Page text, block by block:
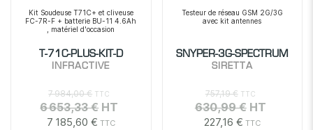
Kit Soudeuse T71C+ et cliveuse
FC-7R-F + batterie BU-11 4.6Ah
, matériel d'occasion
T-71C-PLUS-KIT-D
INFRACTIVE
7 185,60 €
7 984,00 €
6 653,33 €
Testeur de réseau GSM 2G/3G
avec kit antennes
SNYPER-3G-SPECTRUM
SIRETTA
227,16 €
757,19 €
630,99 €